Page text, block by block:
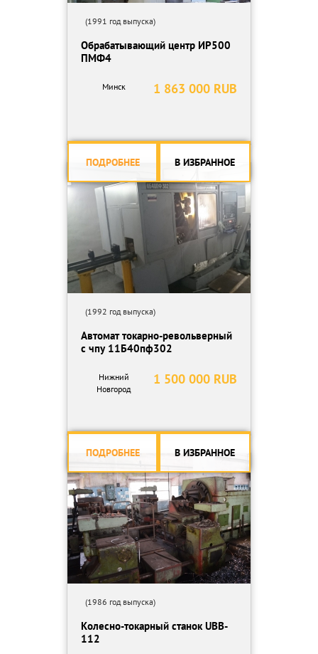
(1991 год выпуска)
Обрабатывающий центр ИР500
ПМФ4
1 863 000 RUB
Минск
ПОДРОБНЕЕ В ИЗБРАННОЕ
(1992 год выпуска)
Автомат токарно-револьверный
с чпу 11Б40пф302
1 500 000 RUB
Нижний
Новгород
ПОДРОБНЕЕ В ИЗБРАННОЕ
(1986 год выпуска)
Колесно-токарный станок UBB-
112